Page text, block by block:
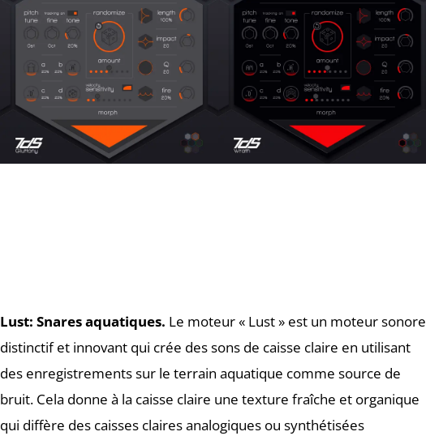
Lust: Snares aquatiques. Le moteur « Lust » est un moteur sonore
distinctif et innovant qui crée des sons de caisse claire en utilisant
des enregistrements sur le terrain aquatique comme source de
bruit. Cela donne à la caisse claire une texture fraîche et organique
qui diffère des caisses claires analogiques ou synthétisées